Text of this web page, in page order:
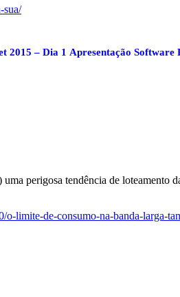
sua/
2015 – Dia 1 Apresentação Software
perigosa tendência de loteamento
limite-de-consumo-na-banda-larga-